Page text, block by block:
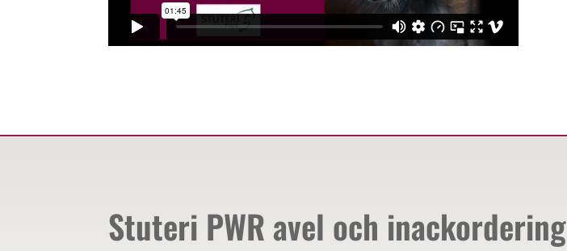
Stuteri PWR avel och inackordering